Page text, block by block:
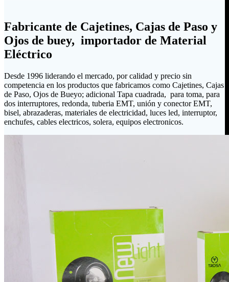
Fabricante de Cajetines, Cajas de Paso y
Ojos de buey, importador de Material
Eléctrico
Desde 1996 liderando el mercado, por calidad y precio sin
competencia en los productos que fabricamos como Cajetines, Cajas
de Paso, Ojos de Bueyo; adicional Tapa cuadrada, para toma, para
dos interruptores, redonda, tuberia EMT, unión y conector EMT,
bisel, abrazaderas, materiales de electricidad, luces led, interruptor,
enchufes, cables electricos, solera, equipos electronicos.